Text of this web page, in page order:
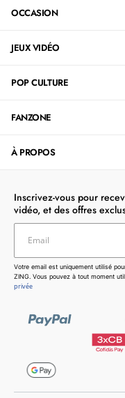
OCCASION
JEUX VIDÉO
POP CULTURE
FANZONE
À PROPOS
Inscrivez-vous pour
vidéo, et des offres
à
Email
Votre email est uniquement utilisé
ZING. Vous pouvez à tout moment
privée